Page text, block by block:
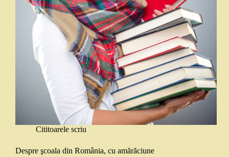
Cititoarele scriu
Despre şcoala din România, cu amărăciune